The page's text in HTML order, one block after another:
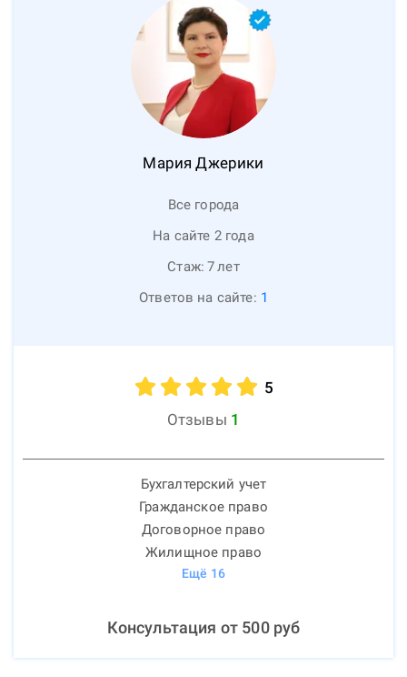
Мария Джерики
Все города
На сайте 2 года
Стаж: 7лет
Ответов на сайте: 1
5
Отзывы 1
Бухгалтерский учет
Гражданское право
Договорное право
Жилищное право
Ещё 16
Консультация от 500руб